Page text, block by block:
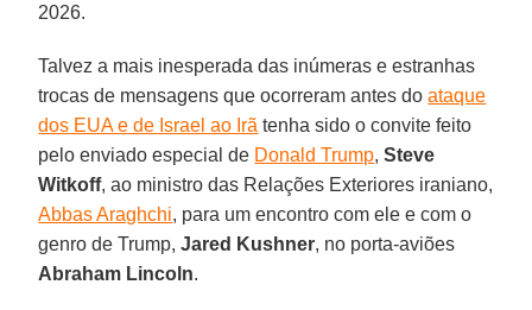
2026.
Talvez a mais inesperada das inúmeras e estranhas
trocas de mensagens que ocorreram antes doataque
dos EUA e de Israel ao Irã tenha sido o convite feito
pelo enviado especial de Donald Trump,Steve
Witkoff, ao ministro das Relações Exteriores iraniano,
Abbas Araghchi, para um encontro com ele e com o
genro de Trump,Jared Kushner, no porta-aviões
Abraham Lincoln.